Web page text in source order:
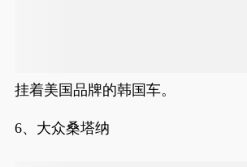
挂着美国品牌的韩国车。
6、大众桑塔纳